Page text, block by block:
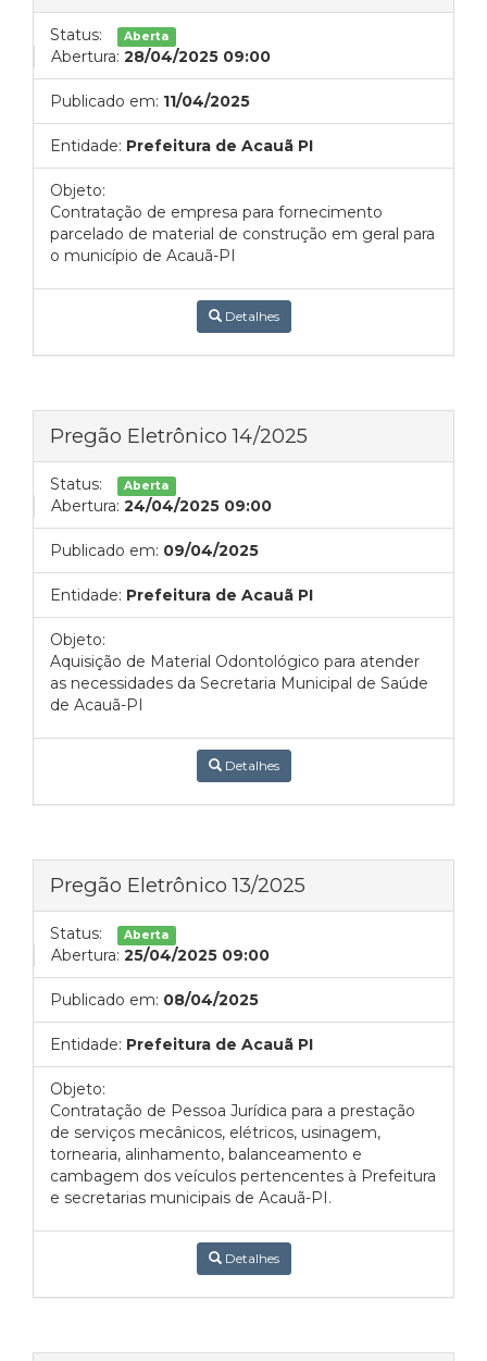
Status: Aberta
Abertura: 28/04/2025 09:00
Publicado em: 11/04/2025
Entidade: Prefeitura de Acauã PI
Objeto:
Contratação de empresa para fornecimento
parcelado de material de construção em geral para
o município de Acauã-PI
Detalhes
Pregão Eletrônico 14/2025
Status: Aberta
Abertura: 24/04/2025 09:00
Publicado em: 09/04/2025
Entidade: Prefeitura de Acauã PI
Objeto:
Aquisição de Material Odontológico para atender
as necessidades da Secretaria Municipal de Saúde
de Acauã-PI
Detalhes
Pregão Eletrônico 13/2025
Status: Aberta
Abertura: 25/04/2025 09:00
Publicado em: 08/04/2025
Entidade: Prefeitura de Acauã PI
Objeto:
Contratação de Pessoa Jurídica para a prestação
de serviços mecânicos, elétricos, usinagem,
tornearia, alinhamento, balanceamento e
cambagem dos veículos pertencentes à Prefeitura
e secretarias municipais de Acauã-PI.
Detalhes